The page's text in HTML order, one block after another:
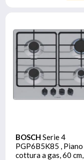
BOSCH Serie 4
PGP6B5K85 , Piano
cottura a gas, 60 cm,